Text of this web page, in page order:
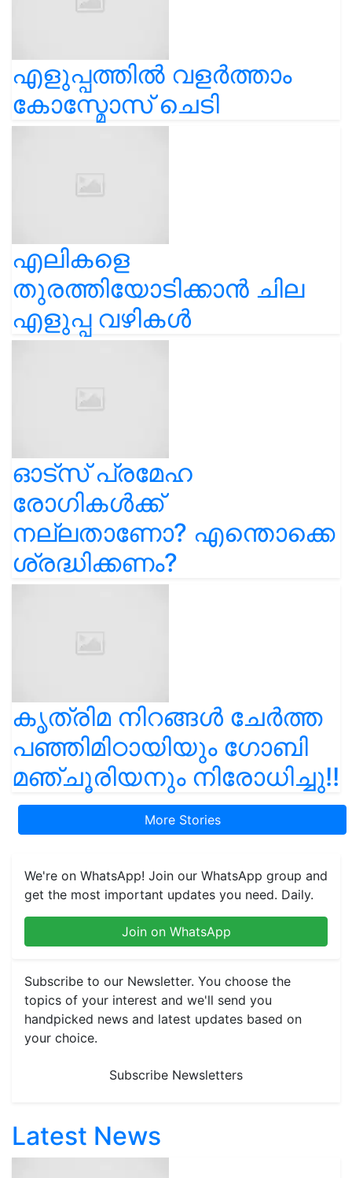
എളുപ്പത്തിൽ വളർത്താം
കോസ്മോസ് ചെടി
എലികളെ
തുരത്തിയോടിക്കാൻ ചില
എളുപ്പ വഴികൾ
ഓട്സ് പ്രമേഹ
രോഗികൾക്ക്
നല്ലതാണോ? എന്തൊക്കെ
ശ്രദ്ധിക്കണം?
കൃത്രിമ നിറങ്ങൾ ചേർത്ത
പഞ്ഞിമിഠായിയും ഗോബി
മഞ്ചൂരിയനും നിരോധിച്ചു!!
More Stories
We're on WhatsApp! Join our WhatsApp group and
get the most important updates you need. Daily.
Join on WhatsApp
Subscribe to our Newsletter. You choose the
topics of your interest and we'll send you
handpicked news and latest updates based on
your choice.
Subscribe Newsletters
Latest News